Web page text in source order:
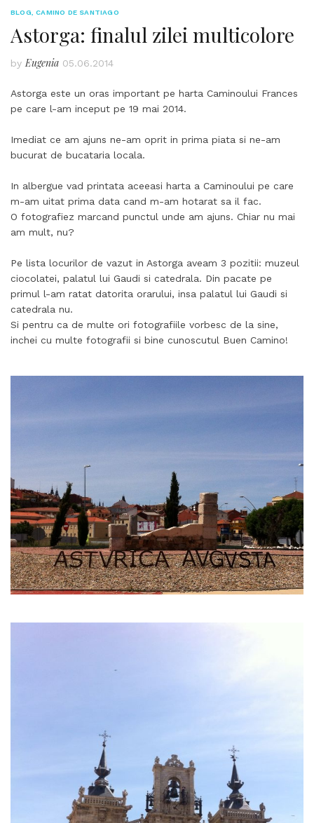
BLOG ,CAMINO DE SANTIAGO
Astorga: finalul zilei multicolore
by Eugenia 05.06.2014
Astorga este un oras important pe harta Caminoului Frances
pe care l-am inceput pe 19 mai 2014.
Imediat ce am ajuns ne-am oprit in prima piata si ne-am
bucurat de bucataria locala.
In albergue vad printata aceeasi harta a Caminoului pe care
m-am uitat prima data cand m-am hotarat sa il fac.
O fotografiez marcand punctul unde am ajuns. Chiar nu mai
am mult, nu?
Pe lista locurilor de vazut in Astorga aveam 3 pozitii: muzeul
ciocolatei, palatul lui Gaudi si catedrala. Din pacate pe
primul l-am ratat datorita orarului, insa palatul lui Gaudi si
catedrala nu.
Si pentru ca de multe ori fotografiile vorbesc de la sine,
inchei cu multe fotografii si bine cunoscutul Buen Camino!